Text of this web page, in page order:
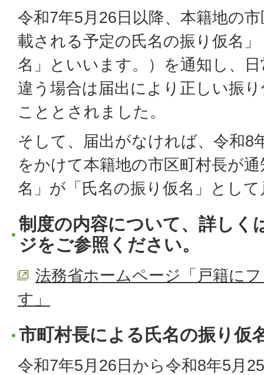
令和7年5月26日以降、本籍地の
載される予定の氏名の振り仮名
名」といいます。）を通知し、
違う場合は届出により正しい振
こととされました。
そして、届出がなければ、令和8
をかけて本籍地の市区町村長が
名」が「氏名の振り仮名」とし
制度の内容について、詳しく
ジをご参照ください。
法務省ホームページ「戸籍に
す」
市町村長による氏名の振り仮
令和7年5月26日から令和8年5月